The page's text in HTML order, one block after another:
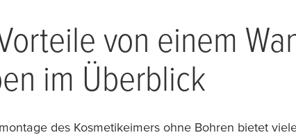
von einem
im Überblick
des Kosmetikeimers ohne Bohren bietet